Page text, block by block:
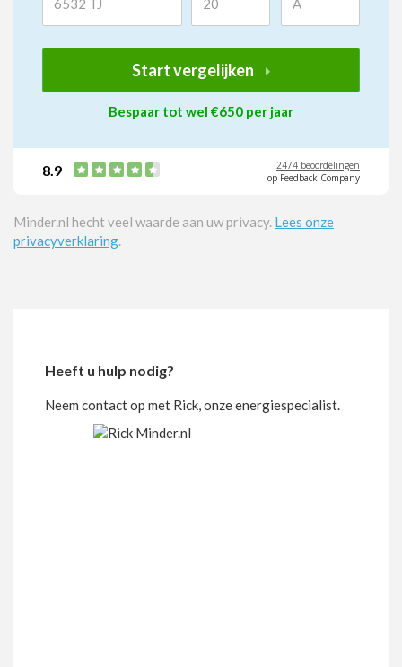
Start vergelijken
Bespaar tot wel €650 per jaar
8.9
2474 beoordelingen
op Feedback Company
Minder.nl hecht veel waarde aan uw privacy. Lees onze
privacyverklaring.
Heeft u hulp nodig?
Neem contact op met Rick, onze energiespecialist.